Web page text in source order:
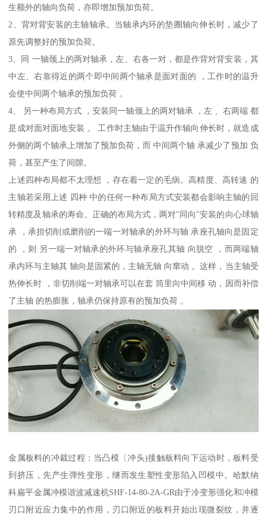
生额外的轴向负荷，亦即增加预加负荷。
2、背对背安装的主轴轴承。当轴承内环的垫圈轴向伸长时，减少了
原先调整好的预加负荷。
3、同 一轴颈上的两对轴承，左、右各一对，都是作背对背安装，其
中左、右靠得近的两个即中间两个轴承是面对面的 ，工作时的温升
会使中间两个轴承的预加负荷 。
4、 另一种布局方式 ，安装同一轴颈上的两对轴承 ，左 、右两端 都
是成对面对面地安装 。 工作时主轴由于温升作轴向伸长时，就造成
外侧的两个轴承上增加了预加负荷，而 中间两个轴 承减少了预加 负
荷，甚至产生了间隙。
上述四种布局都不太理想 ，存在着一定的毛病。高精度、高转速 的
主轴若采用上述 四种 中的任何一种布局方式安装都会影响主轴的回
转精度及轴承的寿命。正确的布局方式，两对"同向''安装的向心球轴
承 ，承担切削或磨削的一端一对轴承的外环与轴 承座孔轴向是固定
的 ，则 另一端一对轴承的外环与轴承座孔其轴 向脱空 ，而两端轴
承内环与主轴其 轴向是固紧的，主轴无轴 向窜动 。这样，当主轴受
热伸长时 ，非切削端一对轴承可以在套 筒里向中间移 动，因而补偿
了主轴 的热膨胀，轴承仍保持原有的预加负荷 。
金属板料的冲裁过程：当凸模〔冲头)接触板料向下运动时，板料受
到挤压，先产生弹性变形，继而发生塑性变形陷入凹模中。哈默纳
科扁平金属冲模谐波减速机SHF-14-80-2A-GR由于冷变形强化和冲模
刃口附近应力集中的作用，刃口附近的板料开始出现微裂纹，并逐